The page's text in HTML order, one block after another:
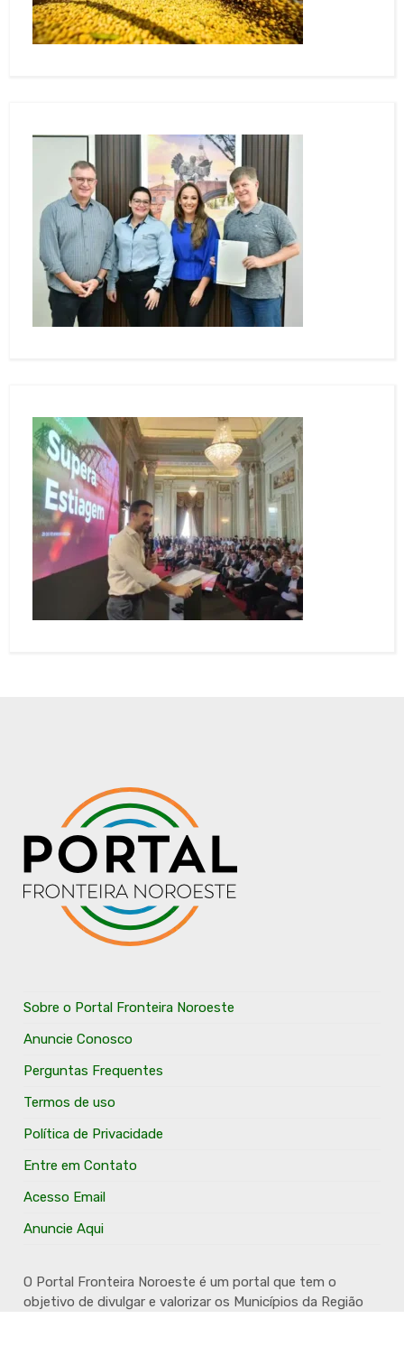
Sobre o Portal Fronteira Noroeste
Anuncie Conosco
Perguntas Frequentes
Termos de uso
Política de Privacidade
Entre em Contato
Acesso Email
Anuncie Aqui
O Portal Fronteira Noroeste é um portal que tem o
objetivo de divulgar e valorizar os Municípios da Região